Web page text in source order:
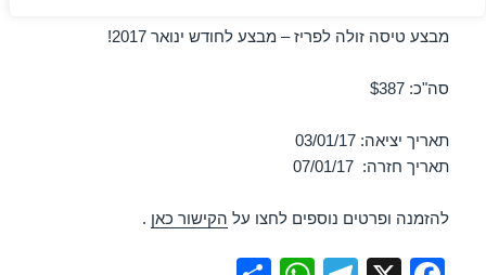
מבצע טיסה זולה לפריז – מבצע לחודש ינואר 2017!
סה"כ: $387
תאריך יציאה: 03/01/17
תאריך חזרה: 07/01/17
להזמנה ופרטים נוספים לחצו על הקישור כאן .